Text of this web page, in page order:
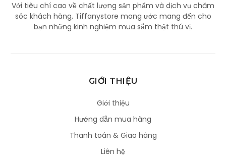
Với tiêu chí cao về chất lượng sản phẩm và dịch vụ chăm
sóc khách hàng, Tiffanystore mong ước mang đến cho
bạn những kinh nghiệm mua sắm thật thú vị.
GIỚI THIỆU
Giới thiệu
Hướng dẫn mua hàng
Thanh toán & Giao hàng
Liên hệ